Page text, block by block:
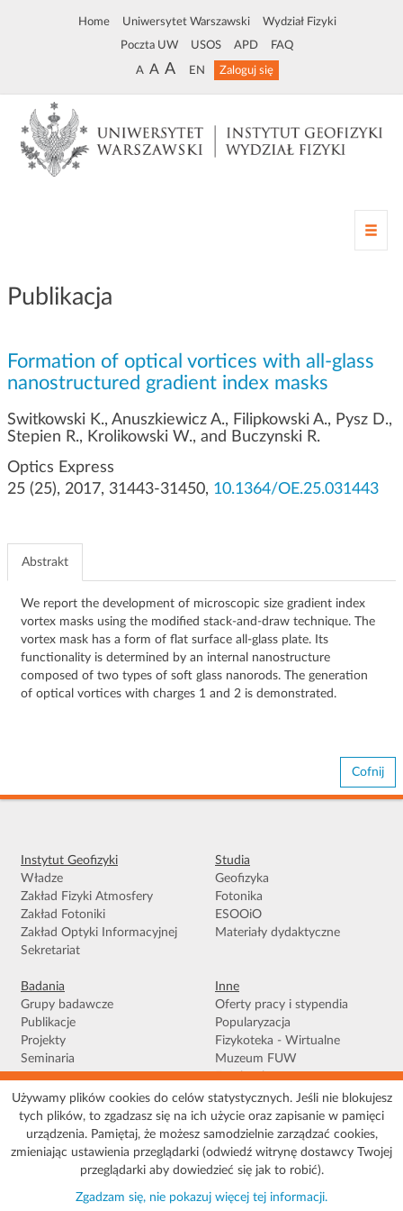
Home Uniwersytet Warszawski Wydział Fizyki
Poczta UW USOS APD FAQ
A A A EN Zaloguj się
Z
m
a
g
i
Publikacja
Formation of optical vortices with all-glass
nanostructured gradient index masks
Switkowski K., Anuszkiewicz A., Filipkowski A., Pysz D.,
Stepien R., Krolikowski W., and Buczynski R.
Optics Express
25 (25), 2017, 31443-31450, 10.1364/OE.25.031443
Abstrakt
We report the development of microscopic size gradient index
vortex masks using the modified stack-and-draw technique. The
vortex mask has a form of flat surface all-glass plate. Its
functionality is determined by an internal nanostructure
composed of two types of soft glass nanorods. The generation
of optical vortices with charges 1 and 2 is demonstrated.
Cofnij
Instytut Geofizyki
Władze
Zakład Fizyki Atmosfery
Zakład Fotoniki
Zakład Optyki Informacyjnej
Sekretariat
Studia
Geofizyka
Fotonika
ESOOiO
Materiały dydaktyczne
Badania
Grupy badawcze
Publikacje
Projekty
Seminaria
Inne
Oferty pracy i stypendia
Popularyzacja
Fizykoteka - Wirtualne
Muzeum FUW
Warunki korzystania|Polityka prywatności |Pliki Cookies | Deklaracja
dostępności| Mapa serwisu
© 2026 Uniwersytet Warszawski, Wydział Fizyki, Instytut Geofizyki, ul. Pasteura 5,
02-093 Warszawa
Używamy plików cookies do celów statystycznych. Jeśli nie blokujesz
tych plików, to zgadzasz się na ich użycie oraz zapisanie w pamięci
urządzenia. Pamiętaj, że możesz samodzielnie zarządzać cookies,
zmieniając ustawienia przeglądarki (odwiedź witrynę dostawcy Twojej
przeglądarki aby dowiedzieć się jak to robić).
Zgadzam się, nie pokazuj więcej tej informacji.